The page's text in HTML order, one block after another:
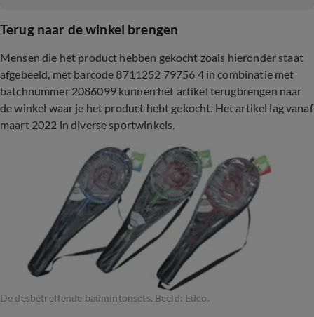
Terug naar de winkel brengen
Mensen die het product hebben gekocht zoals hieronder staat
afgebeeld, met barcode 8711252 79756 4 in combinatie met
batchnummer 2086099 kunnen het artikel terugbrengen naar
de winkel waar je het product hebt gekocht. Het artikel lag vanaf
maart 2022 in diverse sportwinkels.
De desbetreffende badmintonsets. Beeld: Edco.